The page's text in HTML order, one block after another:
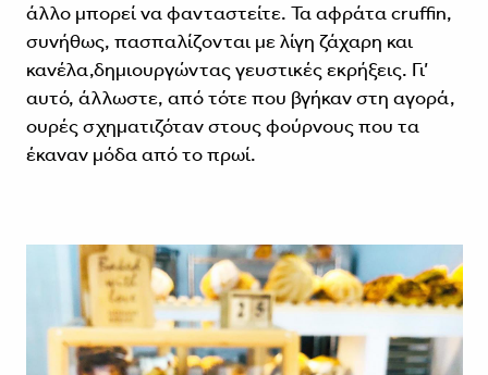
άλλο μπορεί να φανταστείτε. Τα αφράτα cruffin,
συνήθως, πασπαλίζονται με λίγη ζάχαρη και
κανέλα,δημιουργώντας γευστικές εκρήξεις. Γι’
αυτό, άλλωστε, από τότε που βγήκαν στη αγορά,
ουρές σχηματιζόταν στους φούρνους που τα
έκαναν μόδα από το πρωί.